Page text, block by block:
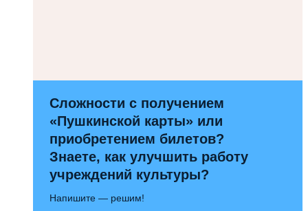
Сложности с получением
«Пушкинской карты» или
приобретением билетов?
Знаете, как улучшить работу
учреждений культуры?
Напишите — решим!